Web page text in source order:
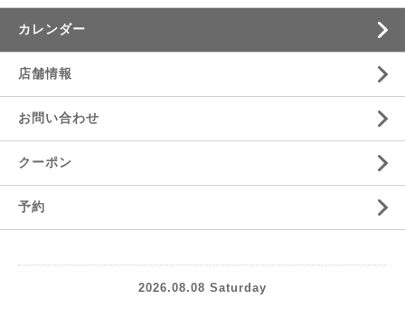
カレンダー
店舗情報
お問い合わせ
クーポン
予約
2026.08.08 Saturday